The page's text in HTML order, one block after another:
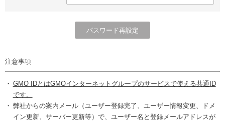
注意事項
GMO IDとはGMOインターネットグループのサービスで使える共通ID
です。
弊社からの案内メール（ユーザー登録完了、ユーザー情報変更、ドメ
イン更新、サーバー更新等）で、ユーザー名と登録メールアドレスが